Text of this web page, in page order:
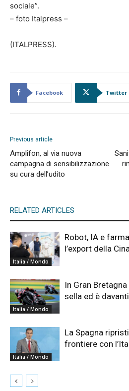
sociale”.
– foto Italpress –
(ITALPRESS).
Facebook Twitter
Previous article
Amplifon, al via nuova
campagna di sensibilizzazione
su cura dell’udito
RELATED ARTICLES
Italia / Mondo
Robot, IA e
l’export della Cina
Italia / Mondo
In Gran
sella ed è
Italia / Mondo
La Spagna
frontiere con